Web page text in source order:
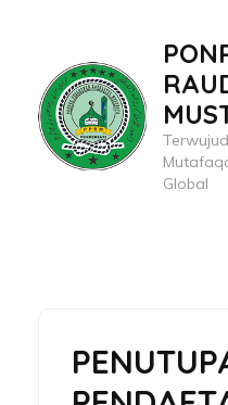
konten
(Tekan
Enter)
Global